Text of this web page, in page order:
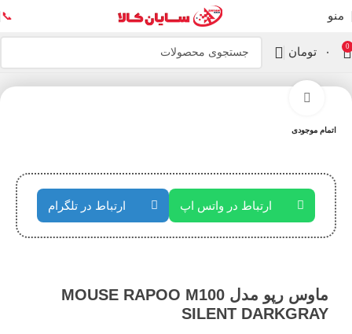
منو 📞
0 ۰ تومان
خانه کیبورد و موس
اتمام موجودی
ارتباط در واتس اپ ارتباط در تلگرام
ماوس رپو مدل MOUSE RAPOO M100
SILENT DARKGRAY